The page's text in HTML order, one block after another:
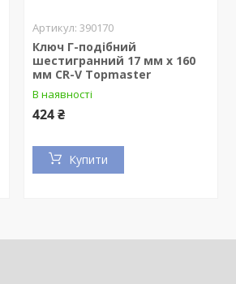
390170
Ключ Г-подібний
шестигранний 17 мм х 160
мм CR-V Topmaster
В наявності
424 ₴
Купити